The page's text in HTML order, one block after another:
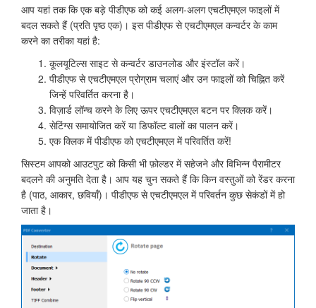
आप यहां तक ​​कि एक बड़े पीडीएफ को कई अलग-अलग एचटीएमएल फाइलों में
बदल सकते हैं (प्रति पृष्ठ एक)। इस पीडीएफ से एचटीएमएल कन्वर्टर के काम
करने का तरीका यहां है:
कूलयूटिल्स साइट से कन्वर्टर डाउनलोड और इंस्टॉल करें।
पीडीएफ से एचटीएमएल प्रोग्राम चलाएं और उन फाइलों को चिह्नित करें
जिन्हें परिवर्तित करना है।
विज़ार्ड लॉन्च करने के लिए ऊपर एचटीएमएल बटन पर क्लिक करें।
सेटिंग्स समायोजित करें या डिफॉल्ट वालों का पालन करें।
एक क्लिक में पीडीएफ को एचटीएमएल में परिवर्तित करें!
सिस्टम आपको आउटपुट को किसी भी फ़ोल्डर में सहेजने और विभिन्न पैरामीटर
बदलने की अनुमति देता है। आप यह चुन सकते हैं कि किन वस्तुओं को रेंडर करना
है (पाठ, आकार, छवियाँ)। पीडीएफ से एचटीएमएल में परिवर्तन कुछ सेकंडों में हो
जाता है।